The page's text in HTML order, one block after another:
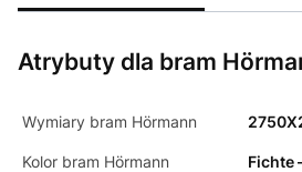
Atrybuty dla bram
Wymiary bram Hörmann
Kolor bram Hörmann
Fichte